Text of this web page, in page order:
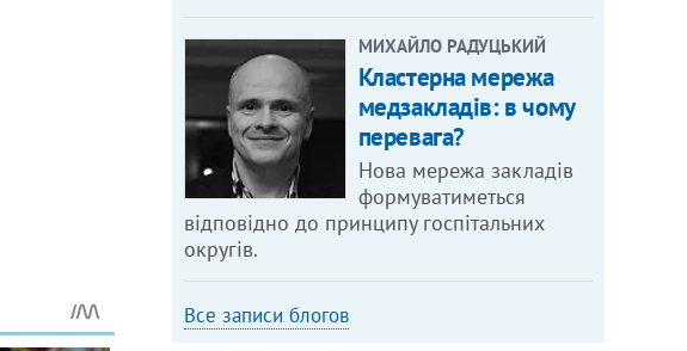
МИХАЙЛО РАДУЦЬКИЙ
Кластерна мережа
медзакладів: в чому
перевага?
Нова мережа закладів
формуватиметься
відповідно до принципу госпітальних
округів.
Все записи блогов